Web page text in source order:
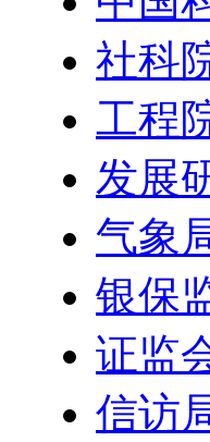
社科
工程
发展
气象
银保
证监
信访